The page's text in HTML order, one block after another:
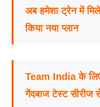
अब हमेशा ट्रेन में
किया नया प्लान
Team India के
गेंदबाज टेस्ट सीरीज